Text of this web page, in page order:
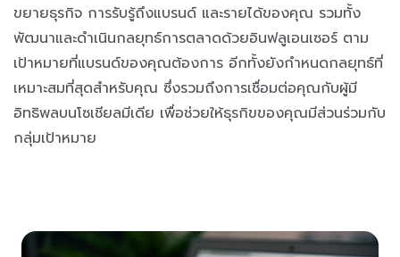
ขยายธุรกิจ การรับรู้ถึงแบรนด์ และรายได้ของคุณ รวมทั้ง
พัฒนาและดำเนินกลยุทธ์การตลาดด้วยอินฟลูเอนเซอร์ ตาม
เป้าหมายที่แบรนด์ของคุณต้องการ อีกทั้งยังกำหนดกลยุทธ์ที่
เหมาะสมที่สุดสำหรับคุณ ซึ่งรวมถึงการเชื่อมต่อคุณกับผู้มี
อิทธิพลบนโซเชียลมีเดีย เพื่อช่วยให้ธุรกิขของคุณมีส่วนร่วมกับ
กลุ่มเป้าหมาย